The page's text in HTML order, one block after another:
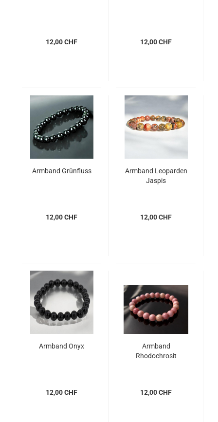
12,00 CHF 12,00 CHF
Armband Grünfluss
12,00 CHF
Armband Leoparden
Jaspis
12,00 CHF
Armband Onyx
12,00 CHF
Armband
Rhodochrosit
12,00 CHF